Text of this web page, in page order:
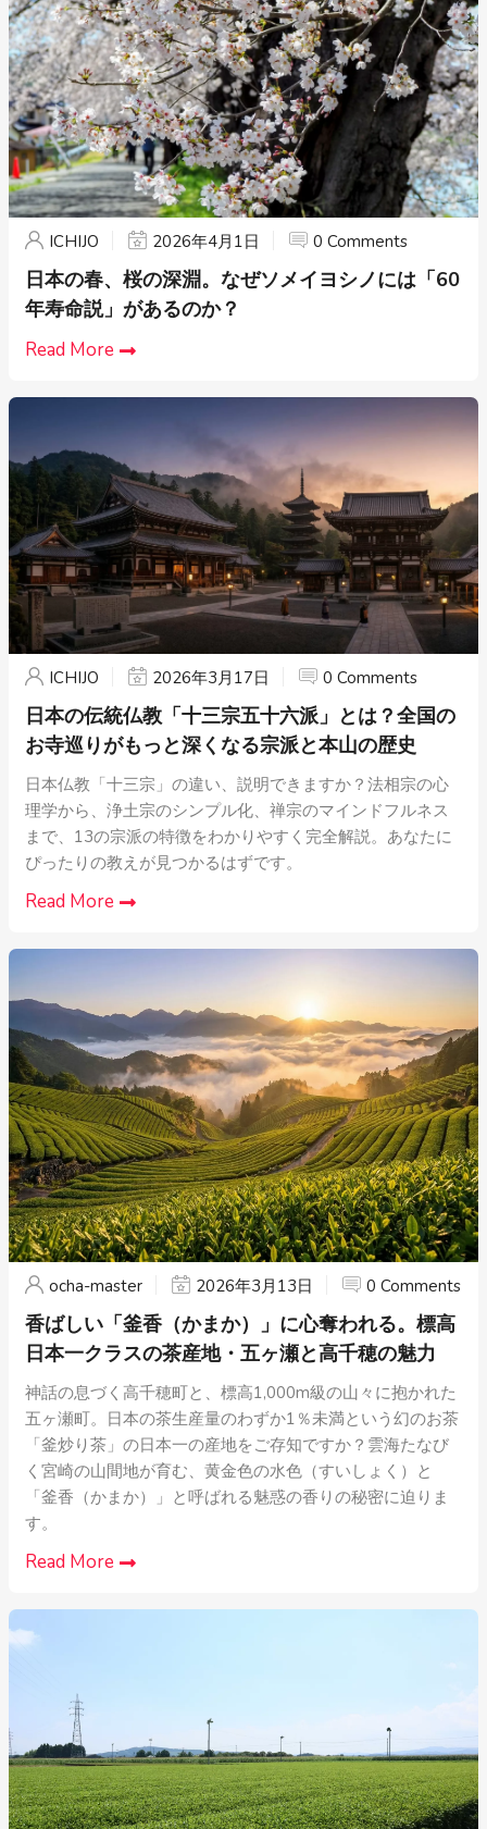
ICHIJO 2026年4月1日 0 Comments
日本の春、桜の深淵。なぜソメイヨシノには「60
年寿命説」があるのか？
Read More
ICHIJO 2026年3月17日 0 Comments
日本の伝統仏教「十三宗五十六派」とは？全国の
お寺巡りがもっと深くなる宗派と本山の歴史
日本仏教「十三宗」の違い、説明できますか？法相宗の心
理学から、浄土宗のシンプル化、禅宗のマインドフルネス
まで、13の宗派の特徴をわかりやすく完全解説。あなたに
ぴったりの教えが見つかるはずです。
Read More
ocha-master 2026年3月13日 0 Comments
香ばしい「釜香（かまか）」に心奪われる。標高
日本一クラスの茶産地・五ヶ瀬と高千穂の魅力
神話の息づく高千穂町と、標高1,000m級の山々に抱かれた
五ヶ瀬町。日本の茶生産量のわずか1％未満という幻のお茶
「釜炒り茶」の日本一の産地をご存知ですか？雲海たなび
く宮崎の山間地が育む、黄金色の水色（すいしょく）と
「釜香（かまか）」と呼ばれる魅惑の香りの秘密に迫りま
す。
Read More